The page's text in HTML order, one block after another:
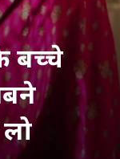
बच्चे